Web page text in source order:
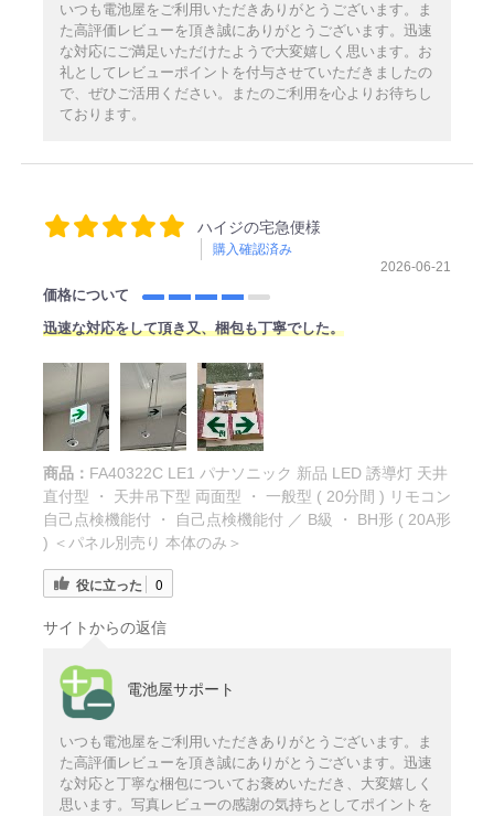
いつも電池屋をご利用いただきありがとうございます。ま
た高評価レビューを頂き誠にありがとうございます。迅速
な対応にご満足いただけたようで大変嬉しく思います。お
礼としてレビューポイントを付与させていただきましたの
で、ぜひご活用ください。またのご利用を心よりお待ちし
ております。
ハイジの宅急便様
購入確認済み
2026-06-21
価格について
迅速な対応をして頂き又、梱包も丁寧でした。
商品： FA40322C LE1 パナソニック 新品 LED 誘導灯 天井
直付型 ・ 天井吊下型 両面型 ・ 一般型 ( 20分間 ) リモコン
自己点検機能付 ・ 自己点検機能付 ／ B級 ・ BH形 ( 20A形
) ＜パネル別売り 本体のみ＞
役に立った 0
サイトからの返信
電池屋サポート
いつも電池屋をご利用いただきありがとうございます。ま
た高評価レビューを頂き誠にありがとうございます。迅速
な対応と丁寧な梱包についてお褒めいただき、大変嬉しく
思います。写真レビューの感謝の気持ちとしてポイントを